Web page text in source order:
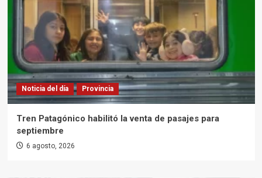
Noticia del día Provincia
Tren Patagónico habilitó la venta de pasajes para
septiembre
6 agosto, 2026